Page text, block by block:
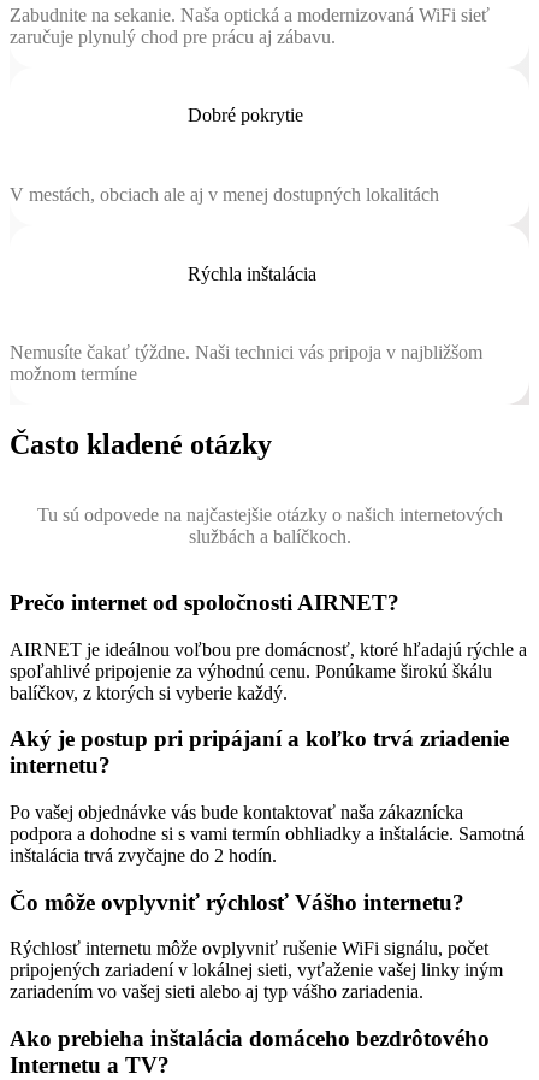
Zabudnite na sekanie. Naša optická a modernizovaná WiFi sieť
zaručuje plynulý chod pre prácu aj zábavu.
Dobré pokrytie
V mestách, obciach ale aj v menej dostupných lokalitách
Rýchla inštalácia
Nemusíte čakať týždne. Naši technici vás pripoja v najbližšom
možnom termíne
Často kladené otázky
Tu sú odpovede na najčastejšie otázky o našich internetových
službách a balíčkoch.
Prečo internet od spoločnosti AIRNET?
AIRNET je ideálnou voľbou pre domácnosť, ktoré hľadajú rýchle a
spoľahlivé pripojenie za výhodnú cenu. Ponúkame širokú škálu
balíčkov, z ktorých si vyberie každý.
Aký je postup pri pripájaní a koľko trvá zriadenie
internetu?
Po vašej objednávke vás bude kontaktovať naša zákaznícka
podpora a dohodne si s vami termín obhliadky a inštalácie. Samotná
inštalácia trvá zvyčajne do 2 hodín.
Čo môže ovplyvniť rýchlosť Vášho internetu?
Rýchlosť internetu môže ovplyvniť rušenie WiFi signálu, počet
pripojených zariadení v lokálnej sieti, vyťaženie vašej linky iným
zariadením vo vašej sieti alebo aj typ vášho zariadenia.
Ako prebieha inštalácia domáceho bezdrôtového
Internetu a TV?